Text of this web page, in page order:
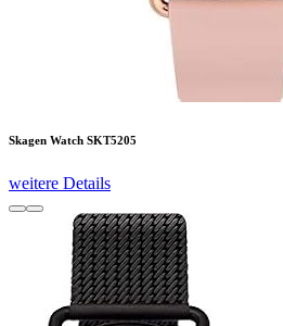
Skagen Watch SKT5205
weitere Details